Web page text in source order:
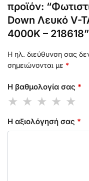
προϊόν:
Down Λευκό V-
4000K – 218618”
Η ηλ. διεύθυνση σας
σημειώνονται με *
Η βαθμολογία σας *
Η αξιολόγησή σας *